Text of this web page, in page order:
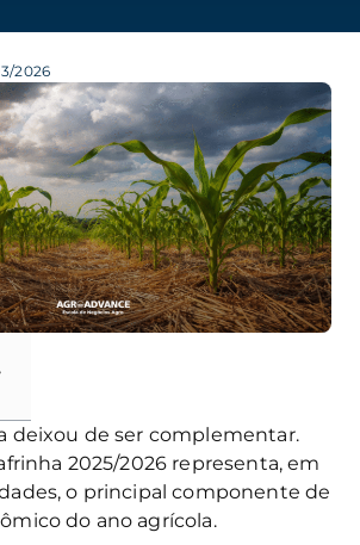
2026
deixou de ser complementar.
2025/2026 representa, em
o principal componente de
do ano agrícola.